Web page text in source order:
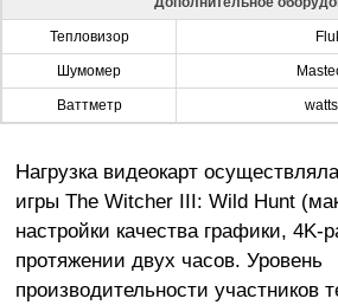
Тепловизор
Шумомер
Ваттметр
Нагрузка видеокарт
игры The Witcher III: Wild Hunt
настройки качества графики, 4K-
протяжении двух часов. Уровень
производительности участников